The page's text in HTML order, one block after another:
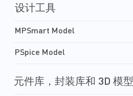
设计工具
MPSmart Model
PSpice Model
元件库，封装库和 3D 模型